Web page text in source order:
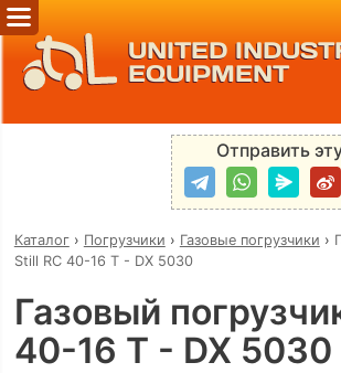
UNITED
EQUIPMENT
Отправить
Каталог› Погрузчики › Газовые погрузчики ›
Still RC 40-16 T - DX 5030
Газовый
40-16 T - DX 5030